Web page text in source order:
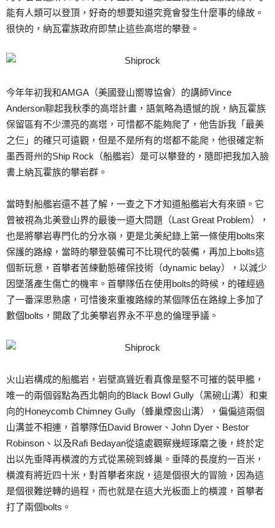
能有人類可以登頂，好奇的想要知道究竟會發生什麼事的緣故。
很快的，納瓦霍族政府即禁止這些高塔的攀登。
今年年初我和AMGA（美國登山嚮導協會）的講師Vince
Anderson聊起我秋季的高塔計畫，語氣略為遺憾的說，納瓦霍族
保留區有不少漂亮的高塔，可惜都不能夠爬了，他告訴我「最美
之仨」的確只可遠觀，但是不是所有的塔都不能爬，他很確定新
墨西哥州的Ship Rock（船艦岩）是可以攀登的，隨即把我加入臉
書上納瓦霍族的攀岩群。
當時對船艦岩還不甚了解，一查之下才知道船艦岩大有來頭。它
曾被視為北美登山界的最後一道大問題（Last Great Problem），
也是將攀岩專門化的分水嶺，更是北美紀錄上第一條使用bolts來
保護的路線，當時的攀登裝備可不比現代的裝備，再加上bolts這
個新玩意，首攀者苦練動態確保技術（dynamic belay），以減少
因墜落產生傷亡的機率。首攀隊伍在使用bolts的時候，的確經過
了一番深思熟慮，可惜後來重複路線的某個隊伍在路線上多加了
數個bolts，開啟了北美攀岩界永不平息的倫理爭議。
火山岩構成的船艦岩，岩壁高聳近看真像是堅不可摧的裝甲艦，
唯一的兩個弱點為西北朝向的Black Bowl Gully（黑碗山溝）和東
向的Honeycomb Chimney Gully（蜂巢煙囪山溝），偏偏這兩個
山溝並不相連，首攀隊伍David Brower、John Dyer、Bestor
Robinson、以及Rafi Bedayan從遠處觀察幾經琢磨之後，終於定
出以先垂降再橫渡的方式從黑碗到蜂巢。垂降的長度約一百米，
橫渡有將近四十米，對首攀者來說，這是個很大的冒險，因為這
是個很難逆轉的過程，而也就是在這大光板面上的橫渡，首攀者
打了兩個bolts。